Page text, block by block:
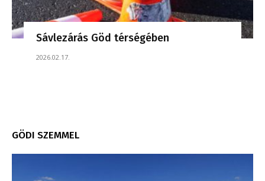
Sávlezárás Göd térségében
2026.02.17.
GÖDI SZEMMEL